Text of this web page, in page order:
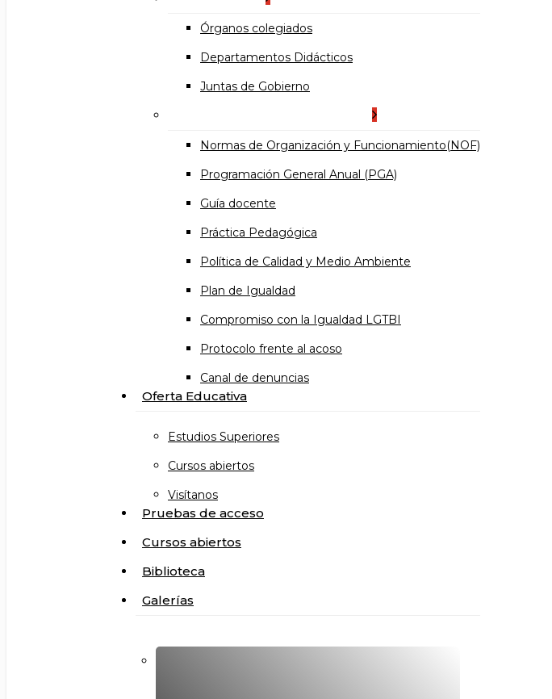
Órganos colegiados
Departamentos Didácticos
Juntas de Gobierno
Normas de Organización y Funcionamiento(NOF)
Programación General Anual (PGA)
Guía docente
Práctica Pedagógica
Política de Calidad y Medio Ambiente
Plan de Igualdad
Compromiso con la Igualdad LGTBI
Protocolo frente al acoso
Canal de denuncias
Oferta Educativa
Estudios Superiores
Cursos abiertos
Visítanos
Pruebas de acceso
Cursos abiertos
Biblioteca
Galerías